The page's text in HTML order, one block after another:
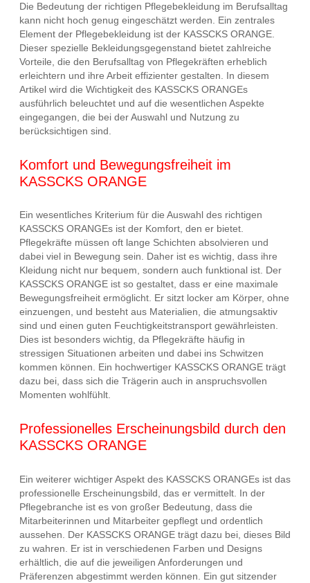
Die Bedeutung der richtigen Pflegebekleidung im Berufsalltag
kann nicht hoch genug eingeschätzt werden. Ein zentrales
Element der Pflegebekleidung ist der KASSCKS ORANGE.
Dieser spezielle Bekleidungsgegenstand bietet zahlreiche
Vorteile, die den Berufsalltag von Pflegekräften erheblich
erleichtern und ihre Arbeit effizienter gestalten. In diesem
Artikel wird die Wichtigkeit des KASSCKS ORANGEs
ausführlich beleuchtet und auf die wesentlichen Aspekte
eingegangen, die bei der Auswahl und Nutzung zu
berücksichtigen sind.
Komfort und Bewegungsfreiheit im
KASSCKS ORANGE
Ein wesentliches Kriterium für die Auswahl des richtigen
KASSCKS ORANGEs ist der Komfort, den er bietet.
Pflegekräfte müssen oft lange Schichten absolvieren und
dabei viel in Bewegung sein. Daher ist es wichtig, dass ihre
Kleidung nicht nur bequem, sondern auch funktional ist. Der
KASSCKS ORANGE ist so gestaltet, dass er eine maximale
Bewegungsfreiheit ermöglicht. Er sitzt locker am Körper, ohne
einzuengen, und besteht aus Materialien, die atmungsaktiv
sind und einen guten Feuchtigkeitstransport gewährleisten.
Dies ist besonders wichtig, da Pflegekräfte häufig in
stressigen Situationen arbeiten und dabei ins Schwitzen
kommen können. Ein hochwertiger KASSCKS ORANGE trägt
dazu bei, dass sich die Trägerin auch in anspruchsvollen
Momenten wohlfühlt.
Professionelles Erscheinungsbild durch den
KASSCKS ORANGE
Ein weiterer wichtiger Aspekt des KASSCKS ORANGEs ist das
professionelle Erscheinungsbild, das er vermittelt. In der
Pflegebranche ist es von großer Bedeutung, dass die
Mitarbeiterinnen und Mitarbeiter gepflegt und ordentlich
aussehen. Der KASSCKS ORANGE trägt dazu bei, dieses Bild
zu wahren. Er ist in verschiedenen Farben und Designs
erhältlich, die auf die jeweiligen Anforderungen und
Präferenzen abgestimmt werden können. Ein gut sitzender